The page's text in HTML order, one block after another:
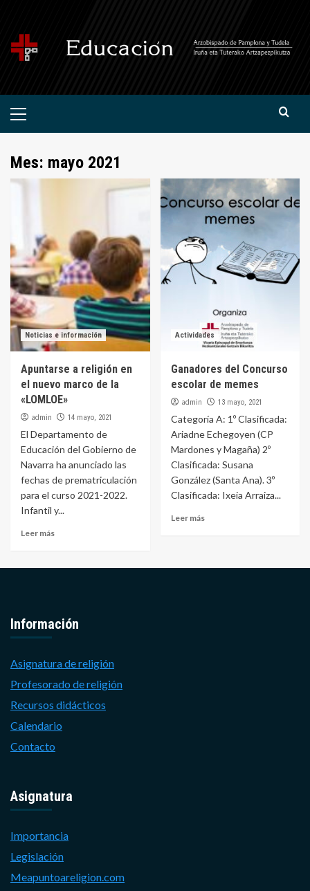
contenido
Menú
Mes: mayo 2021
Noticias e información
Apuntarse a religión en
el nuevo marco de la
«LOMLOE»
admin 14 mayo, 2021
El Departamento de
Educación del Gobierno de
Navarra ha anunciado las
fechas de prematriculación
para el curso 2021-2022.
Infantil y...
Leer más
Actividades
Ganadores del Concurso
escolar de memes
admin 13 mayo, 2021
Categoría A: 1º Clasificada:
Ariadne Echegoyen (CP
Mardones y Magaña) 2º
Clasificada: Susana
González (Santa Ana). 3º
Clasificada: Ixeia Arraiza...
Leer más
Información
Asignatura de religión
Profesorado de religión
Recursos didácticos
Calendario
Contacto
Asignatura
Importancia
Legislación
Meapuntoareligion.com